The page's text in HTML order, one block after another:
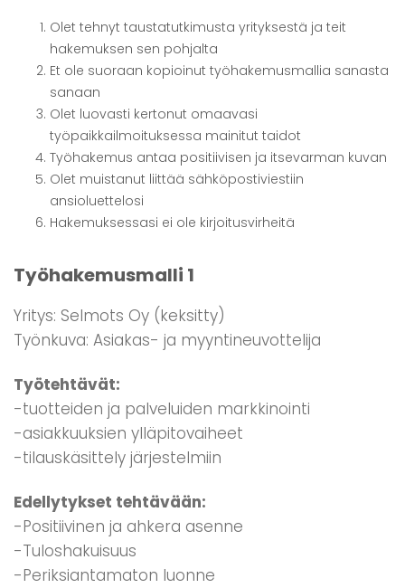
Olet tehnyt taustatutkimusta yrityksestä ja teit
hakemuksen sen pohjalta
Et ole suoraan kopioinut työhakemusmallia sanasta
sanaan
Olet luovasti kertonut omaavasi
työpaikkailmoituksessa mainitut taidot
Työhakemus antaa positiivisen ja itsevarman kuvan
Olet muistanut liittää sähköpostiviestiin
ansioluettelosi
Hakemuksessasi ei ole kirjoitusvirheitä
Työhakemusmalli 1
Yritys: Selmots Oy (keksitty)
Työnkuva: Asiakas- ja myyntineuvottelija
Työtehtävät:
-tuotteiden ja palveluiden markkinointi
-asiakkuuksien ylläpitovaiheet
-tilauskäsittely järjestelmiin
Edellytykset tehtävään:
-Positiivinen ja ahkera asenne
-Tuloshakuisuus
-Periksiantamaton luonne